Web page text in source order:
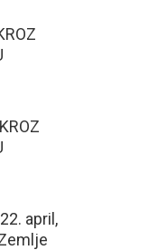
april,